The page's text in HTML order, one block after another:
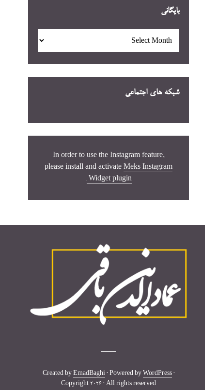
بایگانی
شبکه های اجتماعی
In order to use the Instagram feature,
please install and activate Meks Instagram
Widget plugin
.
Created by EmadBaghi· Powered by WordPress·
Copyright 2026 · All rights reserved